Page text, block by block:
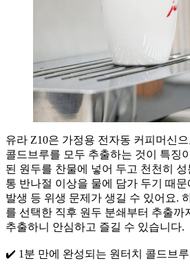
유라 Z10은 가정용 전자동 커피머신
콜드브루를 모두 추출하는 것이 특징
된 원두를 찬물에 넣어 두고 천천히
통 반나절 이상을 물에 담가 두기 때
발생 등 위생 문제가 생길 수 있어요.
를 선택한 직후 원두 분쇄부터 추출까
추출하니 안심하고 즐길 수 있습니다.
✔️ 1분 만에 완성되는 원터치 콜드브루